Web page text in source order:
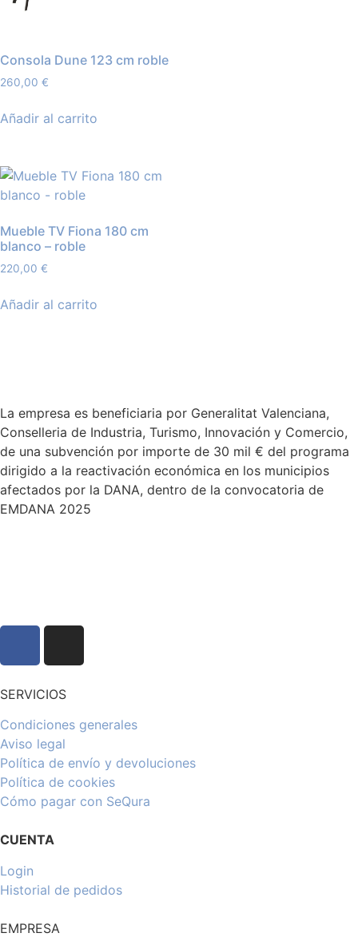
Consola Dune 123 cm roble
260,00 €
Añadir al carrito
Mueble TV Fiona 180 cm
blanco – roble
220,00 €
Añadir al carrito
La empresa es beneficiaria por Generalitat Valenciana,
Conselleria de Industria, Turismo, Innovación y Comercio,
de una subvención por importe de 30 mil € del programa
dirigido a la reactivación económica en los municipios
afectados por la DANA, dentro de la convocatoria de
EMDANA 2025
SERVICIOS
Condiciones generales
Aviso legal
Política de envío y devoluciones
Política de cookies
Cómo pagar con SeQura
CUENTA
Login
Historial de pedidos
EMPRESA